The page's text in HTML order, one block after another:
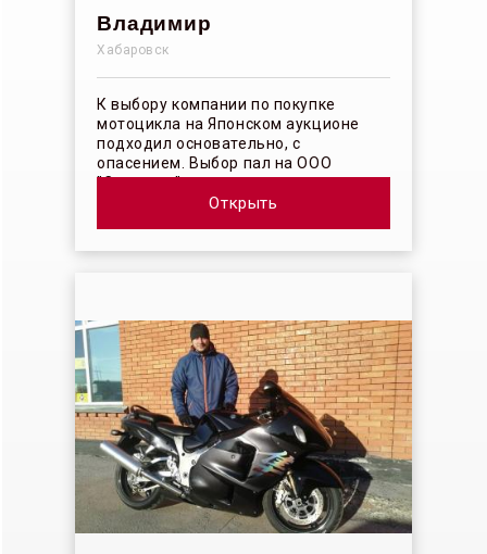
Владимир
Хабаровск
К выбору компании по покупке
мотоцикла на Японском аукционе
подходил основательно, с
опасением. Выбор пал на ООО
"Синергос" после изучения отзывов в
Открыть